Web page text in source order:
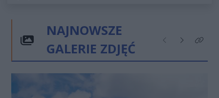
NAJNOWSZE
GALERIE ZDJĘĆ
Poprzednie
NastępneKliknij